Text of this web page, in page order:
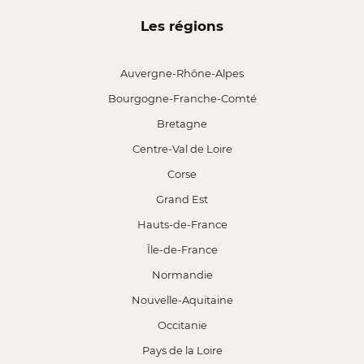
Les régions
Auvergne-Rhône-Alpes
Bourgogne-Franche-Comté
Bretagne
Centre-Val de Loire
Corse
Grand Est
Hauts-de-France
Île-de-France
Normandie
Nouvelle-Aquitaine
Occitanie
Pays de la Loire